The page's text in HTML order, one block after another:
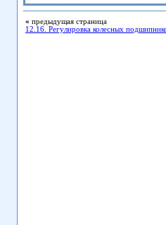
« предыдущая страница
12.16. Регулировка колесных